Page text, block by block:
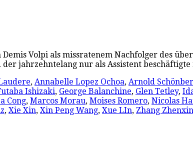
Volpi als missratenem Nachfolger des
jahrzehntelang nur als Assistent
, Annabelle Lopez Ochoa, Arnold
Ishizaki, George Balanchine, Glen Tetley,
Cong, Marcos Morau, Moises Romero, Nicolas
, Xie Xin, Xin Peng Wang, Xue LIn, Zhang Zhenxin